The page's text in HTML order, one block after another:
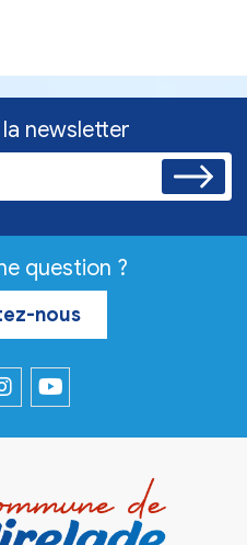
newsletter
question ?
nous